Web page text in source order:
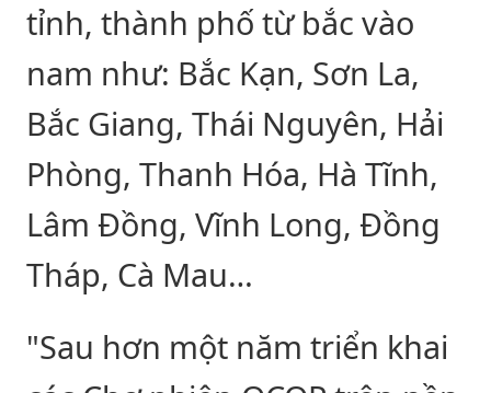
tỉnh, thành phố từ bắc vào
nam như: Bắc Kạn, Sơn La,
Bắc Giang, Thái Nguyên, Hải
Phòng, Thanh Hóa, Hà Tĩnh,
Lâm Đồng, Vĩnh Long, Đồng
Tháp, Cà Mau…
"Sau hơn một năm triển khai